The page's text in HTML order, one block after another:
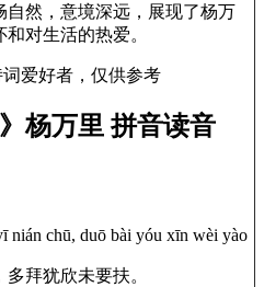
自然，意境深远，展现了杨万
对生活的热爱。
爱好者，仅供参考
杨万里 拼音读音
nián chū, duō bài yóu xīn wèi yào
拜犹欣未要扶。